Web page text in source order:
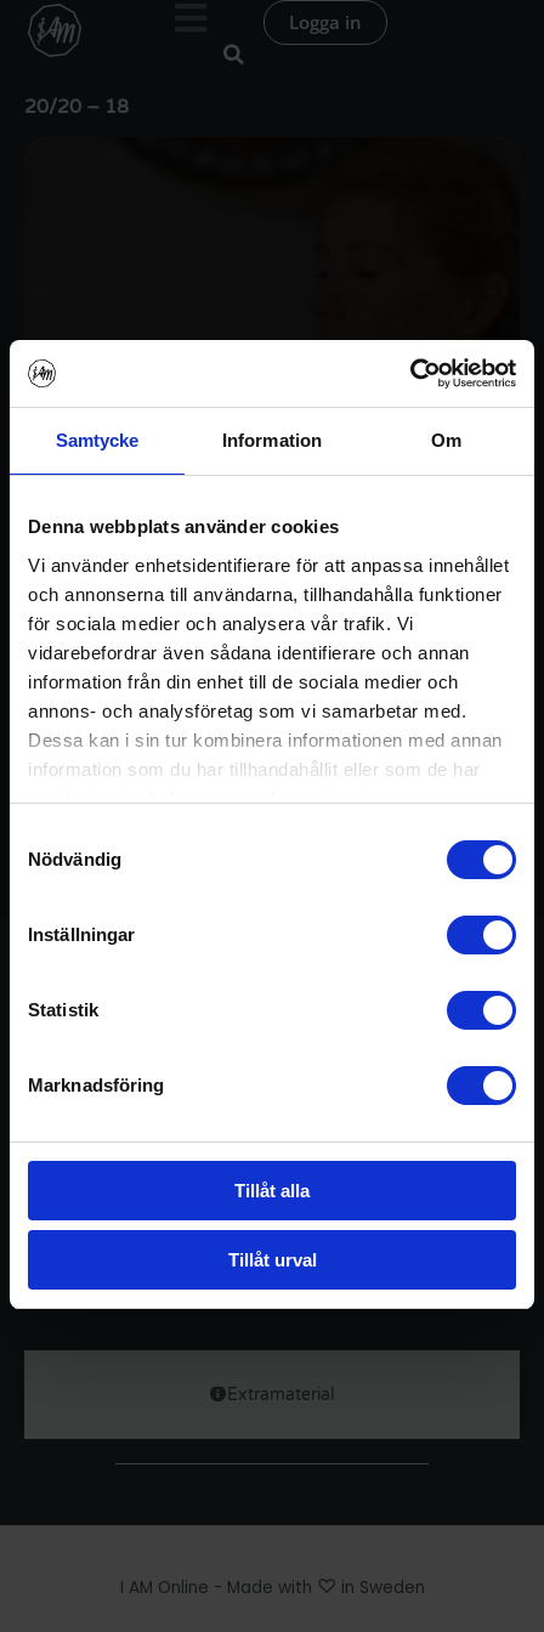
Samtycke Information Om
Denna webbplats använder cookies
Vi använder enhetsidentifierare för att anpassa innehållet
och annonserna till användarna, tillhandahålla funktioner
för sociala medier och analysera vår trafik. Vi
vidarebefordrar även sådana identifierare och annan
information från din enhet till de sociala medier och
annons- och analysföretag som vi samarbetar med.
Dessa kan i sin tur kombinera informationen med annan
information som du har tillhandahållit eller som de har
samlat in när du har använt deras tjänster.
Nödvändig
Inställningar
Statistik
Marknadsföring
Tillåt alla
Tillåt urval
Hoppa
Logga in
20/20 – 18
Logga in / Registrera konto
20-20 - 2020
Extramaterial
Passet innehåller sköna, djupverkande vrid- och stretch
Det avslutas med meditationen Bhramari 8:1 vars
mmm-ljud i svensk forskning visat sig vara både
bakteriedödande och anti-viral.
Den bifogade texten handlar om Vagusnerven.
I AM Online - Made with ♡ in Sweden